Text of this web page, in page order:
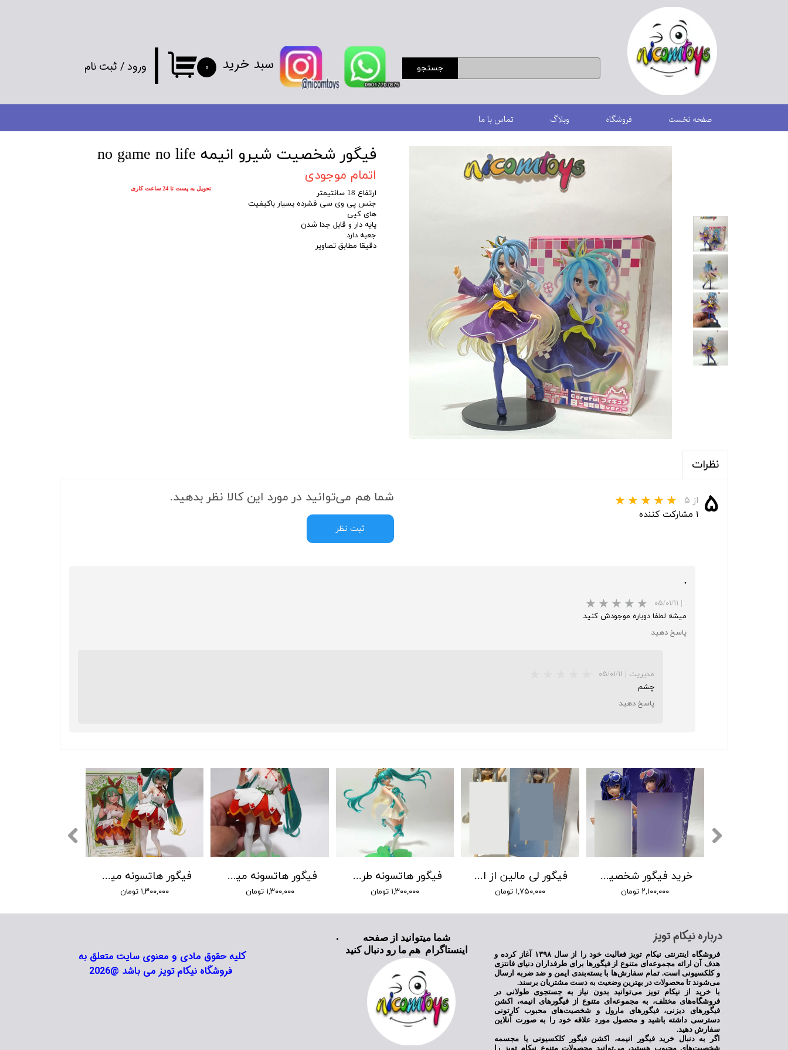
ورود/ ثبت نام جستجو ۰ سبد خرید
صفحه نخست فروشگاه وبلاگ تماس با ما
فیگور شخصیت شیرو انیمه no game no life
اتمام موجودی
ارتفاع 18 سانتیمتر
جنس پی وی سی فشرده بسیار باکیفیت
های کپی
پایه دار و قابل جدا شدن
جعبه دارد
دقیقا مطابق تصاویر
نظرات
۵ از ۵
۱ مشارکت کننده
شما هم می‌توانید در مورد این کالا نظر بدهید.
ثبت نظر
.
.
۰۵/۰۱/۱۱
میشه لطفا دوباره موجودش کنید
پاسخ دهید
مدیریت ۰۵/۰۱/۱۱
چشم
پاسخ دهید
فیگور هاتسونه میکو طرح 4
۱,۳۰۰,۰۰۰ تومان
فیگور هاتسونه میکو طرح 5
۱,۳۰۰,۰۰۰ تومان
فیگور هاتسونه طرح 8
۱,۳۰۰,۰۰۰ تومان
فیگور لی مالین از انیمه آزور لین
۱,۷۵۰,۰۰۰ تومان
خرید فیگور شخصیت پولا آزورلین pola azurlin
۲,۱۰۰,۰۰۰ تومان
تحویل به پست تا 24 ساعت کاری
​درباره نیکام تویز
فروشگاه اینترنتی نیکام تویز فعالیت خود را از سال ۱۳۹۸ آغاز کرده و
هدف آن ارائه مجموعه‌ای متنوع از فیگورها برای طرفداران دنیای فانتزی
و کلکسیونی است. تمام سفارش‌ها با بسته‌بندی ایمن و ضد ضربه ارسال
می‌شوند تا محصولات در بهترین وضعیت به دست مشتریان برسند.
با خرید از نیکام تویز می‌توانید بدون نیاز به جستجوی طولانی در
فروشگاه‌های مختلف، به مجموعه‌ای متنوع از فیگورهای انیمه، اکشن
فیگورهای دیزنی، فیگورهای مارول و شخصیت‌های محبوب کارتونی
دسترسی داشته باشید و محصول مورد علاقه خود را به صورت آنلاین
سفارش دهید.
اگر به دنبال خرید فیگور انیمه، اکشن فیگور کلکسیونی یا مجسمه
شخصیت‌های محبوب هستید، می‌توانید محصولات متنوع نیکام تویز را
فروشگاه نیکام تویز می باشد @2026
شما میتوانید از صفحه
اینستاگرام هم ما رو دنبال کنید